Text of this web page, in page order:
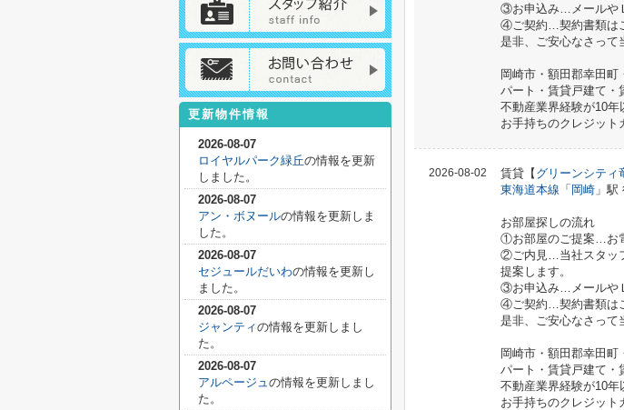
③お申込み…メールや
④ご契約…契約書類は
是非、ご安心なさって
岡崎市・額田郡幸田
パート・賃貸戸建て・
不動産業界経験が10年
お手持ちのクレジット
2026-08-02 賃貸【 グリーンシティ
東海道本線 「 岡崎 」駅
お部屋探しの流れ
①お部屋のご提案…お
②ご内見…当社スタッ
提案します。
③お申込み…メールや
④ご契約…契約書類は
是非、ご安心なさって
岡崎市・額田郡幸田
パート・賃貸戸建て・
不動産業界経験が10年
お手持ちのクレジット
更新物件情報
2026-08-07
ロイヤルパーク緑丘の情報を更新
しました。
2026-08-07
アン・ボヌールの情報を更新しま
した。
2026-08-07
セジュールだいわの情報を更新し
ました。
2026-08-07
ジャンティの情報を更新しまし
た。
2026-08-07
アルページュの情報を更新しまし
た。